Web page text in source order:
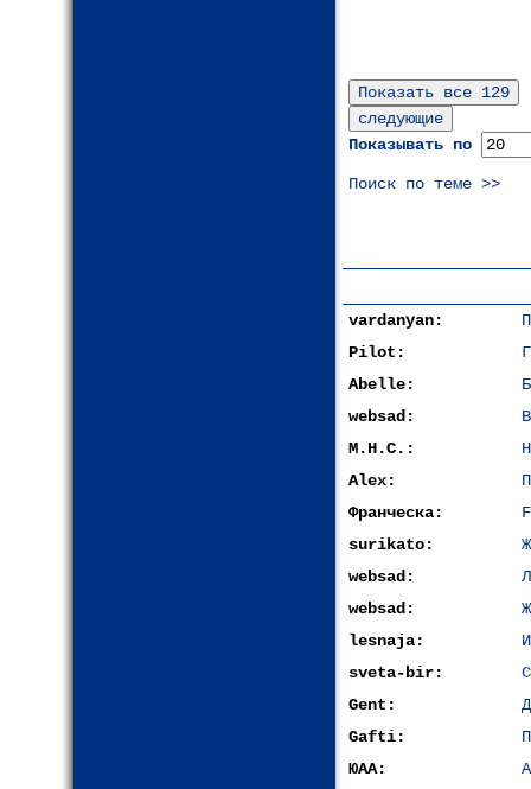
Показывать по
Поиск по теме >>
vardanyan:
Pilot:
Abelle:
websad:
М.Н.С.:
Alex:
Франческа:
surikato:
websad:
websad:
lesnaja:
sveta-bir:
Gent:
Gafti:
ЮАА: